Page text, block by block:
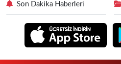
Son Dakika Haberleri